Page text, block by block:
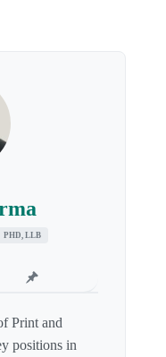
PHD, LLB
Print and
positions in